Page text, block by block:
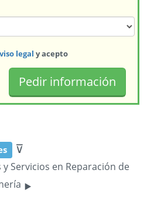
legal y acepto
⊽
Servicios en Reparación de
‣